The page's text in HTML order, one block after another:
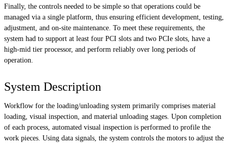
Finally, the controls needed to be simple so that operations could be
managed via a single platform, thus ensuring efficient development, testing,
adjustment, and on-site maintenance. To meet these requirements, the
system had to support at least four PCI slots and two PCIe slots, have a
high-mid tier processor, and perform reliably over long periods of
operation.
System Description
Workflow for the loading/unloading system primarily comprises material
loading, visual inspection, and material unloading stages. Upon completion
of each process, automated visual inspection is performed to profile the
work pieces. Using data signals, the system controls the motors to adjust the